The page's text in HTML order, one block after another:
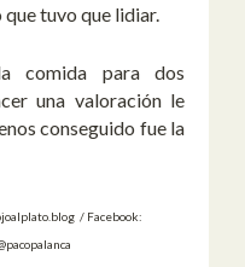
tuvo que lidiar.
comida para dos
una valoración le
conseguido fue la
/ Facebook: